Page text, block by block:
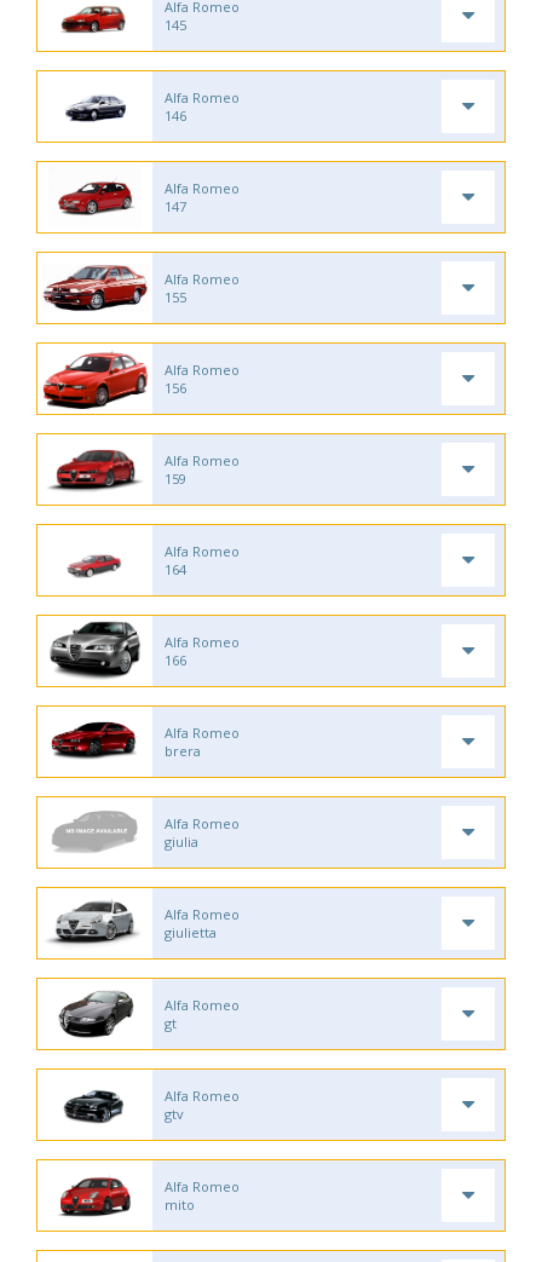
Alfa Romeo
145
Alfa Romeo
146
Alfa Romeo
147
Alfa Romeo
155
Alfa Romeo
156
Alfa Romeo
159
Alfa Romeo
164
Alfa Romeo
166
Alfa Romeo
brera
Alfa Romeo
giulia
Alfa Romeo
giulietta
Alfa Romeo
gt
Alfa Romeo
gtv
Alfa Romeo
mito